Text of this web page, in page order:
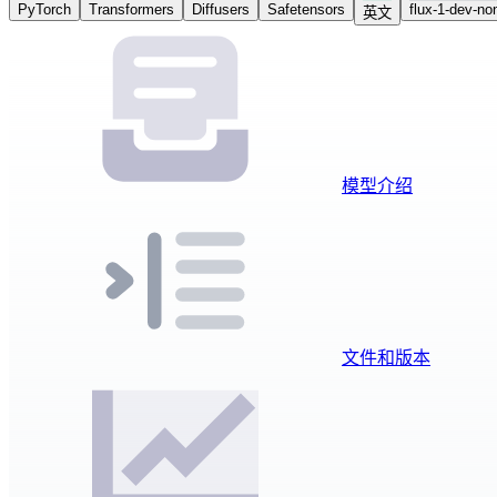
PyTorch Transformers Diffusers Safetensors 英文 flux-1-dev-
模型介绍
文件和版本